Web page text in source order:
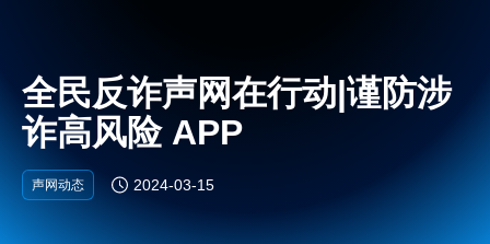
全民反诈声网在行动|谨防涉
诈高风险 APP
声网动态 2024-03-15